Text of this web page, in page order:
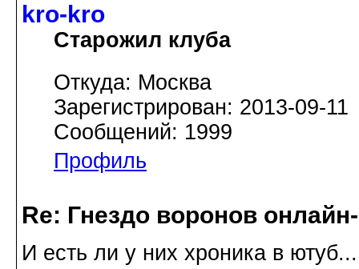
kro-kro
Старожил клуба
Откуда: Москва
Зарегистрирован: 2013-09-11
Сообщений: 1999
Профиль
Re: Гнездо воронов
И есть ли у них хроника в